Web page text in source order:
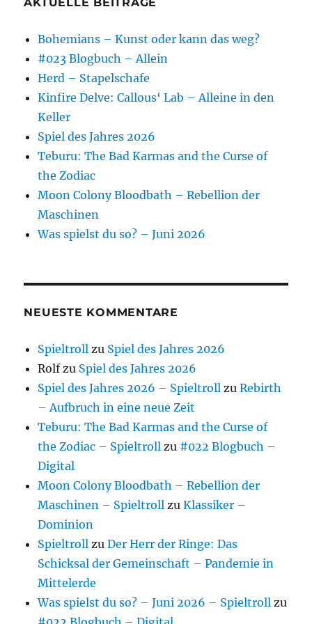
Bohemians – Kunst oder kann das weg?
#023 Blogbuch – Allein
Herd – Stapelschafe
Kinfire Delve: Callous‘ Lab – Alleine in den
Keller
Spiel des Jahres 2026
Teburu: The Bad Karmas and the Curse of
the Zodiac
Moon Colony Bloodbath – Rebellion der
Maschinen
Was spielst du so? – Juni 2026
NEUESTE KOMMENTARE
Spieltroll zu Spiel des Jahres 2026
Rolfzu Spiel des Jahres 2026
Spiel des Jahres 2026 – Spieltroll zuRebirth
– Aufbruch in eine neue Zeit
Teburu: The Bad Karmas and the Curse of
the Zodiac – Spieltroll zu #022 Blogbuch –
Digital
Moon Colony Bloodbath – Rebellion der
Maschinen – Spieltroll zuKlassiker –
Dominion
Spieltroll zuDer Herr der Ringe: Das
Schicksal der Gemeinschaft – Pandemie in
Mittelerde
Was spielst du so? – Juni 2026 – Spieltroll zu